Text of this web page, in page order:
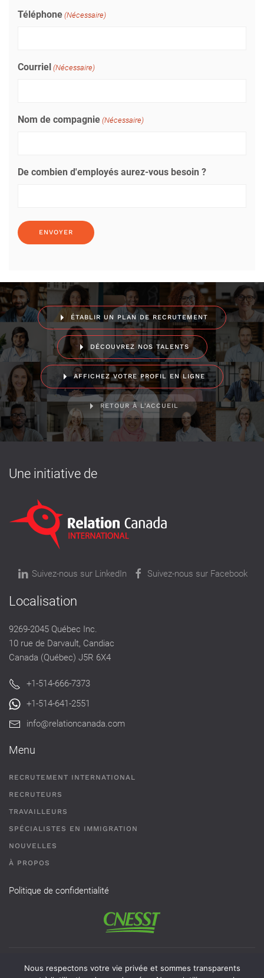
Téléphone (Nécessaire)
Courriel (Nécessaire)
Nom de compagnie (Nécessaire)
De combien d'employés aurez-vous besoin ?
ÉTABLIR UN PLAN DE RECRUTEMENT
DÉCOUVREZ NOS TALENTS
AFFICHEZ VOTRE PROFIL EN LIGNE
RETOUR À L'ACCUEIL
Une initiative de
Suivez-nous sur LinkedIn Suivez-nous sur Facebook
Localisation
9269-2045 Québec Inc.
10 rue de Darvault, Candiac
Canada (Québec) J5R 6X4
+1-514-666-7373
+1-514-641-2551
info@relationcanada.com
Menu
RECRUTEMENT INTERNATIONAL
RECRUTEURS
TRAVAILLEURS
SPÉCIALISTES EN IMMIGRATION
NOUVELLES
À PROPOS
Politique de confidentialité
Permis de recrutement # AR-2101593 - Une agence de
Nous respectons votre vie privée et sommes transparents